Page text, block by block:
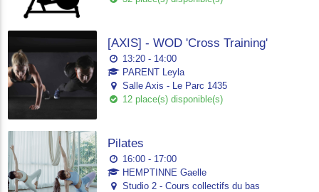
[AXIS] - WOD 'Cross Training'
13:20 - 14:00
PARENT Leyla
Salle Axis - Le Parc 1435
12 place(s) disponible(s)
Pilates
16:00 - 17:00
HEMPTINNE Gaelle
Studio 2 - Cours collectifs du bas